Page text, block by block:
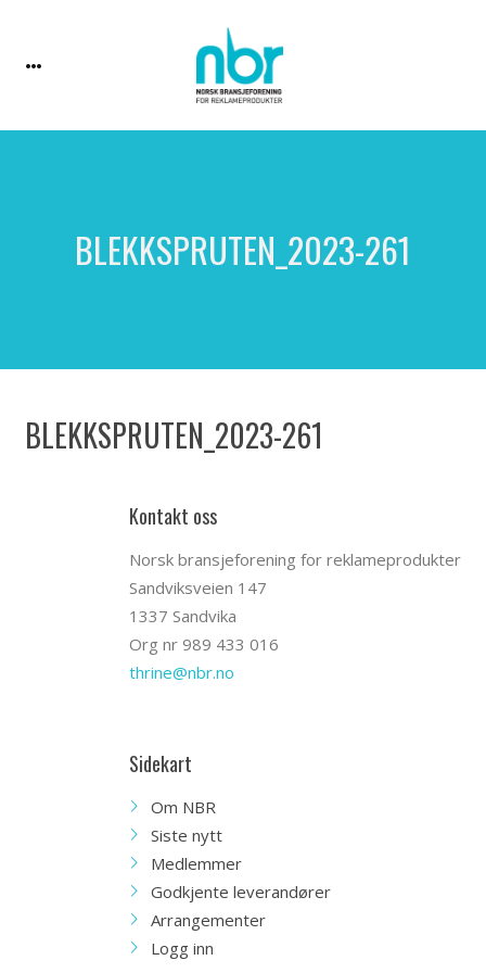
BLEKKSPRUTEN_2023-261
BLEKKSPRUTEN_2023-261
Kontakt oss
Norsk bransjeforening for reklameprodukter
Sandviksveien 147
1337 Sandvika
Org nr 989 433 016
thrine@nbr.no
Sidekart
Om NBR
Siste nytt
Medlemmer
Godkjente leverandører
Arrangementer
Logg inn